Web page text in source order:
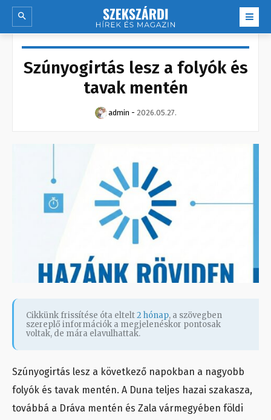
Szúnyogirtás lesz a folyók és
tavak mentén
admin - 2026.05.27.
Cikkünk frissítése óta eltelt2 hónap, a szövegben
szereplő információk a megjelenéskor pontosak
voltak, de mára elavulhattak.
Szúnyogirtás lesz a következő napokban a nagyobb
folyók és tavak mentén. A Duna teljes hazai szakasza,
továbbá a Dráva mentén és Zala vármegyében földi